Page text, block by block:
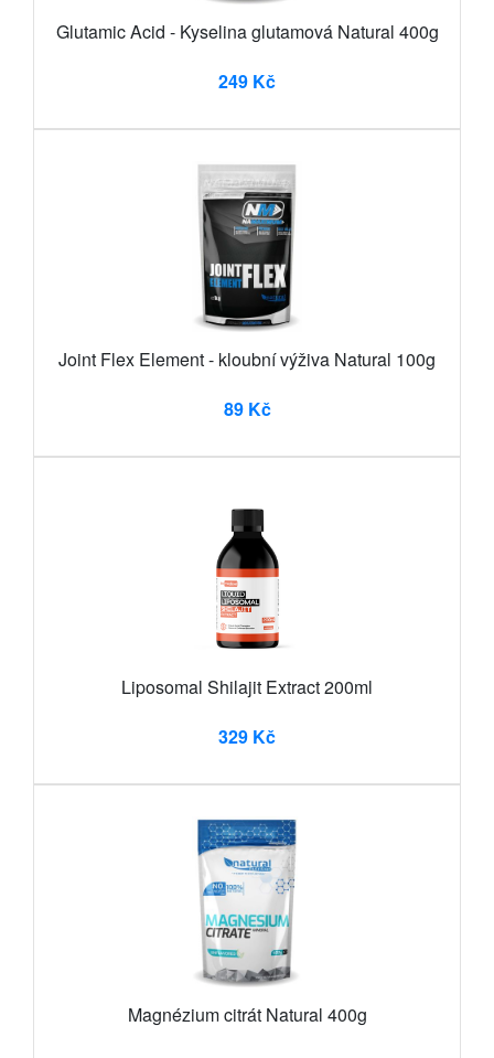
Glutamic Acid - Kyselina glutamová Natural 400g
249 Kč
Joint Flex Element - kloubní výživa Natural 100g
89 Kč
Liposomal Shilajit Extract 200ml
329 Kč
Magnézium citrát Natural 400g